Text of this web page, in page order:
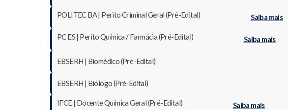
POLITEC BA | Perito Criminal Geral (Pré-Edital) Saiba mais
PC ES | Perito Química / Farmácia (Pré-Edital) Saiba mais
EBSERH | Biomédico (Pré-Edital)
EBSERH | Biólogo (Pré-Edital)
IFCE | Docente Química Geral (Pré-Edital) Saiba mais